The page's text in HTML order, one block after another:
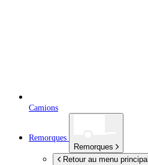
Camions
Remorques
Remorques
Retour au menu principal